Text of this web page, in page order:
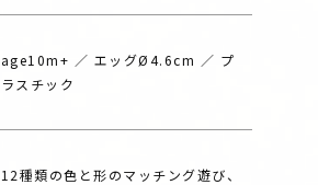
age10m+ ／ エッグØ4.6cm ／ プ
ラスチック
12種類の色と形のマッチング遊び、